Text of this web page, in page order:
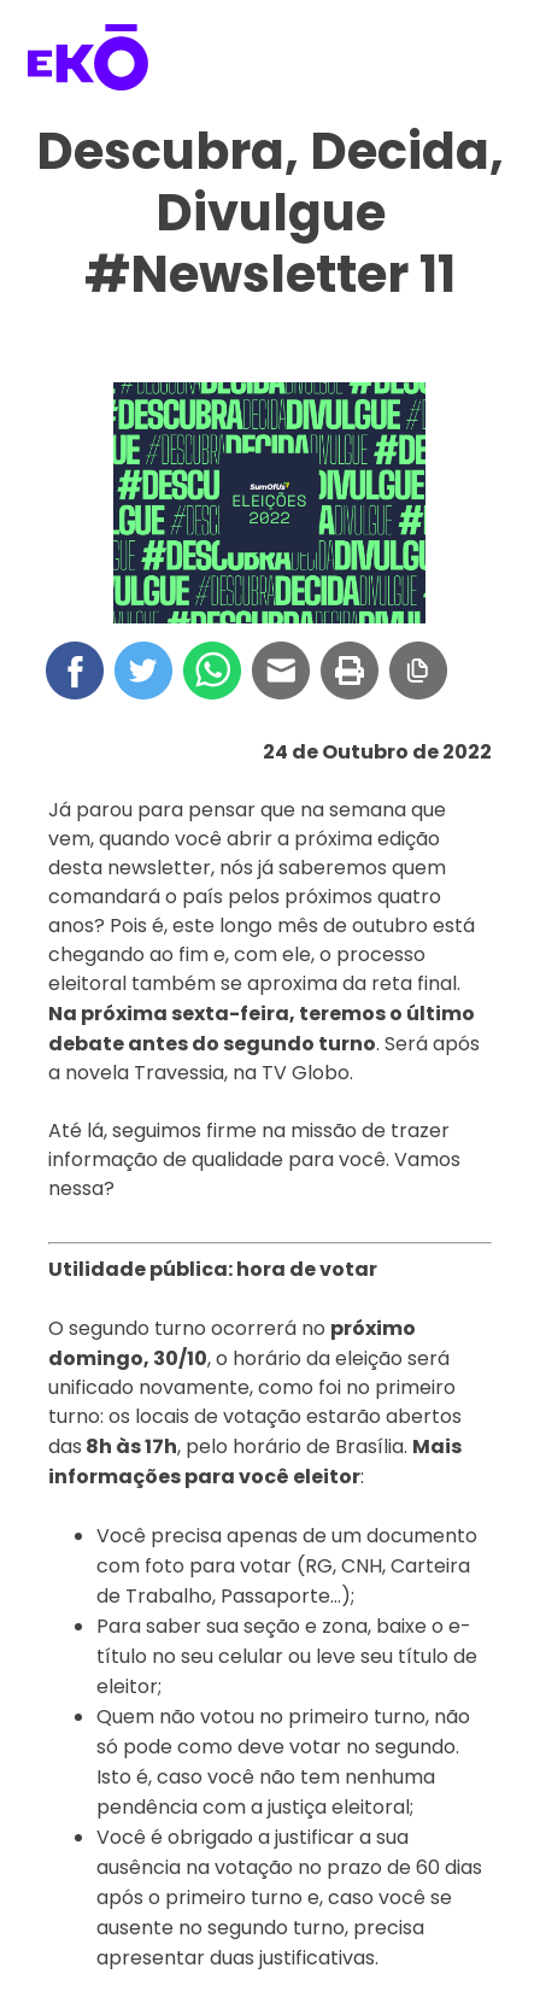
Descubra, Decida,
Divulgue
#Newsletter 11
24 de Outubro de 2022
Já parou para pensar que na semana que
vem, quando você abrir a próxima edição
desta newsletter, nós já saberemos quem
comandará o país pelos próximos quatro
anos? Pois é, este longo mês de outubro está
chegando ao fim e, com ele, o processo
eleitoral também se aproxima da reta final.
Na próxima sexta-feira, teremos o último
debate antes do segundo turno. Será após
a novela Travessia, na TV Globo.
Até lá, seguimos firme na missão de trazer
informação de qualidade para você. Vamos
nessa?
Utilidade pública: hora de votar
O segundo turno ocorrerá no próximo
domingo, 30/10, o horário da eleição será
unificado novamente, como foi no primeiro
turno: os locais de votação estarão abertos
das 8h às 17h, pelo horário de Brasília. Mais
informações para você eleitor:
Você precisa apenas de um documento
com foto para votar (RG, CNH, Carteira
de Trabalho, Passaporte…);
Para saber sua seção e zona, baixe o e-
título no seu celular ou leve seu título de
eleitor;
Quem não votou no primeiro turno, não
só pode como deve votar no segundo.
Isto é, caso você não tem nenhuma
pendência com a justiça eleitoral;
Você é obrigado a justificar a sua
ausência na votação no prazo de 60 dias
após o primeiro turno e, caso você se
ausente no segundo turno, precisa
apresentar duas justificativas.